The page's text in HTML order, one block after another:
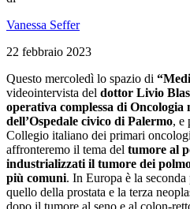
Vanessa Seffer
22 febbraio 2023
Questo mercoledì lo spazio di
videointervista del dottor Livio
operativa complessa di Oncologia
dell’Ospedale civico di Palermo, e
Collegio italiano dei primari
affronteremo il tema del tumore al
industrializzati il tumore dei
più comuni. In Europa è la
quello della prostata e la terza
dopo il tumore al seno e al colon-